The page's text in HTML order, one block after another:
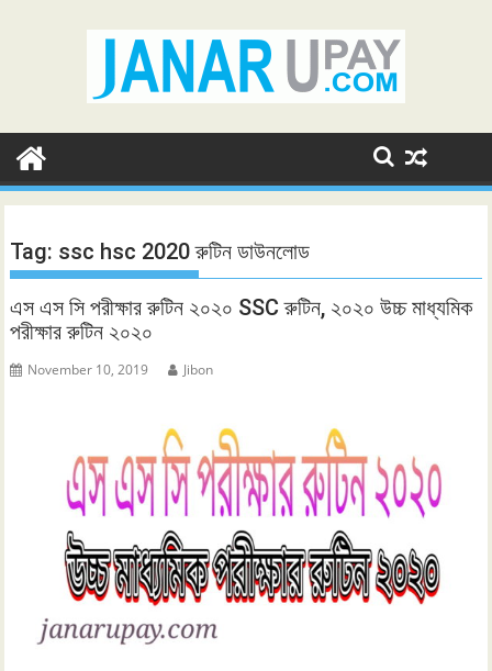
Tag: ssc hsc 2020 রুটিন ডাউনলোড
এস এস সি পরীক্ষার রুটিন ২০২০ SSC রুটিন, ২০২০ উচ্চ মাধ্যমিক
পরীক্ষার রুটিন ২০২০
November 10, 2019 Jibon